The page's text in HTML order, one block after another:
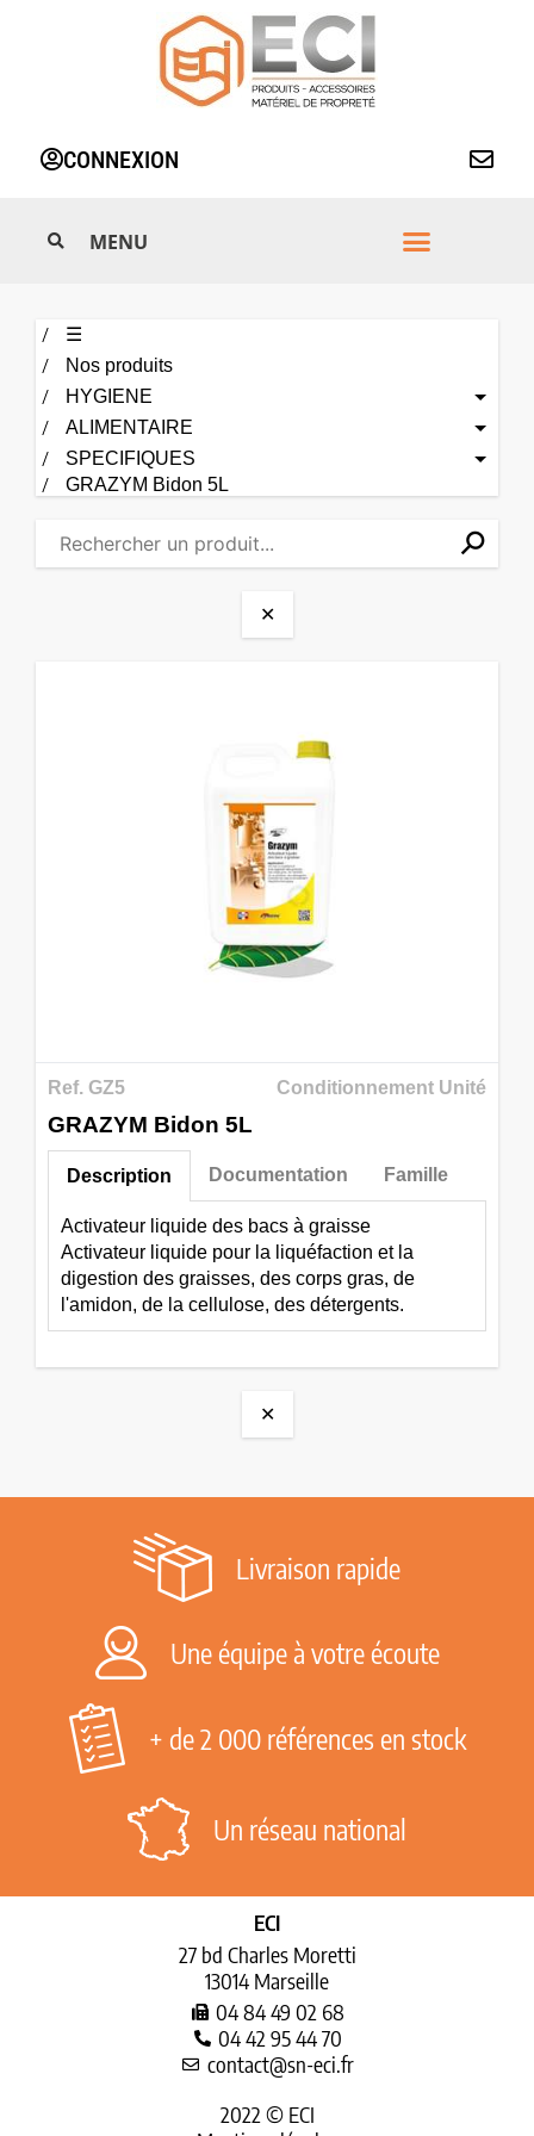
CONNEXION
☰
Nos produits
HYGIENE
ALIMENTAIRE
SPECIFIQUES
GRAZYM Bidon 5L
✕⚲
✕
Ref. GZ5 Conditionnement Unité
GRAZYM Bidon 5L
Description
Activateur liquide des bacs à graisse
Activateur liquide pour la liquéfaction et la
digestion des graisses, des corps gras, de
l'amidon, de la cellulose, des détergents.
Documentation Famille
✕
Livraison rapide
Une équipe à votre écoute
+ de 2 000 références en stock
Un réseau national
ECI
27 bd Charles Moretti
13014 Marseille
04 84 49 02 68
04 42 95 44 70
contact@sn-eci.fr
2022 © ECI